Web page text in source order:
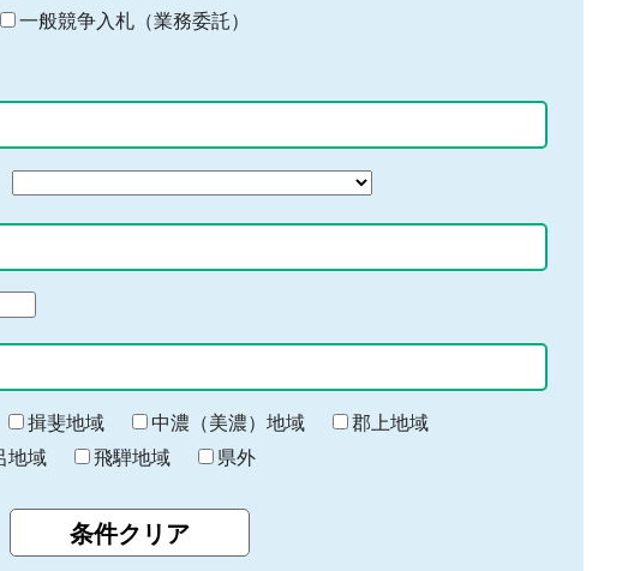
一般競争入札（業務委託）
揖斐地域 中濃（美濃）地域
郡上地域
地域 飛騨地域 県外